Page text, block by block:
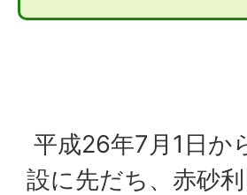
平成26年7月1日か
設に先だち、赤砂